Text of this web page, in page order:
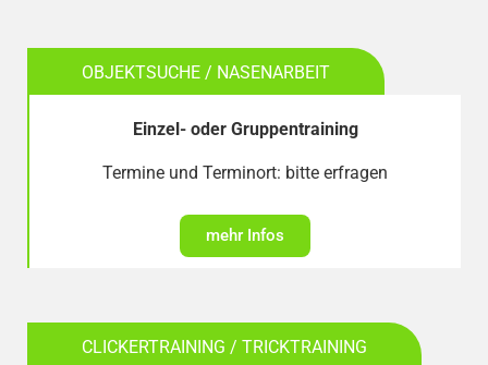
OBJEKTSUCHE / NASENARBEIT
Einzel- oder Gruppentraining
Termine und Terminort: bitte erfragen
mehr Infos
CLICKERTRAINING / TRICKTRAINING